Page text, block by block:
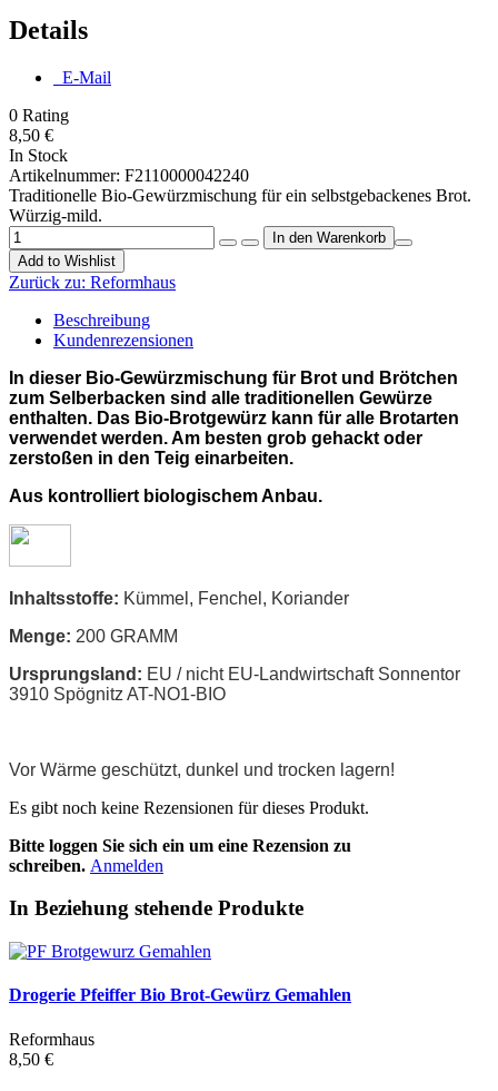
Details
E-Mail
0 Rating
8,50 €
In Stock
Artikelnummer: F2110000042240
Traditionelle Bio-Gewürzmischung für ein selbstgebackenes Brot.
Würzig-mild.
Add to Wishlist
Zurück zu: Reformhaus
Beschreibung
Kundenrezensionen
In dieser Bio-Gewürzmischung für Brot und Brötchen
zum Selberbacken sind alle traditionellen Gewürze
enthalten. Das Bio-Brotgewürz kann für alle Brotarten
verwendet werden. Am besten grob gehackt oder
zerstoßen in den Teig einarbeiten.
Aus kontrolliert biologischem Anbau.
Inhaltsstoffe: Kümmel, Fenchel, Koriander
Menge: 200 GRAMM
Ursprungsland: EU / nicht EU-Landwirtschaft Sonnentor
3910 Spögnitz AT-NO1-BIO
Vor Wärme geschützt, dunkel und trocken lagern!
Es gibt noch keine Rezensionen für dieses Produkt.
Bitte loggen Sie sich ein um eine Rezension zu
schreiben. Anmelden
In Beziehung stehende Produkte
Drogerie Pfeiffer Bio Brot-Gewürz Gemahlen
Reformhaus
8,50 €